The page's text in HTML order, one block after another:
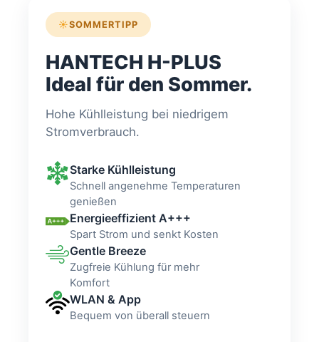
☀SOMMERTIPP
HANTECH H-PLUS
Ideal für den Sommer.
Hohe Kühlleistung bei niedrigem
Stromverbrauch.
Starke Kühlleistung
Schnell angenehme Temperaturen
genießen
Energieeffizient A+++
Spart Strom und senkt Kosten
Gentle Breeze
Zugfreie Kühlung für mehr
Komfort
WLAN & App
Bequem von überall steuern